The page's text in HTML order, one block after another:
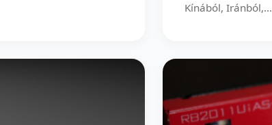
Kínából, Iránból,...